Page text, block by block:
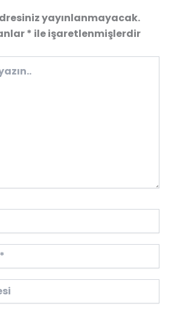
yayınlanmayacak.
* ile işaretlenmişlerdir